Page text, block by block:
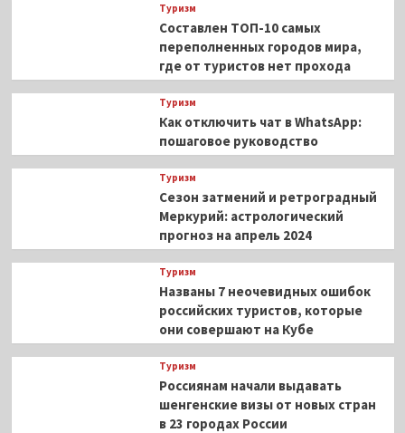
Туризм
Составлен ТОП-10 самых
переполненных городов мира,
где от туристов нет прохода
Туризм
Как отключить чат в WhatsApp:
пошаговое руководство
Туризм
Сезон затмений и ретроградный
Меркурий: астрологический
прогноз на апрель 2024
Туризм
Названы 7 неочевидных ошибок
российских туристов, которые
они совершают на Кубе
Туризм
Россиянам начали выдавать
шенгенские визы от новых стран
в 23 городах России